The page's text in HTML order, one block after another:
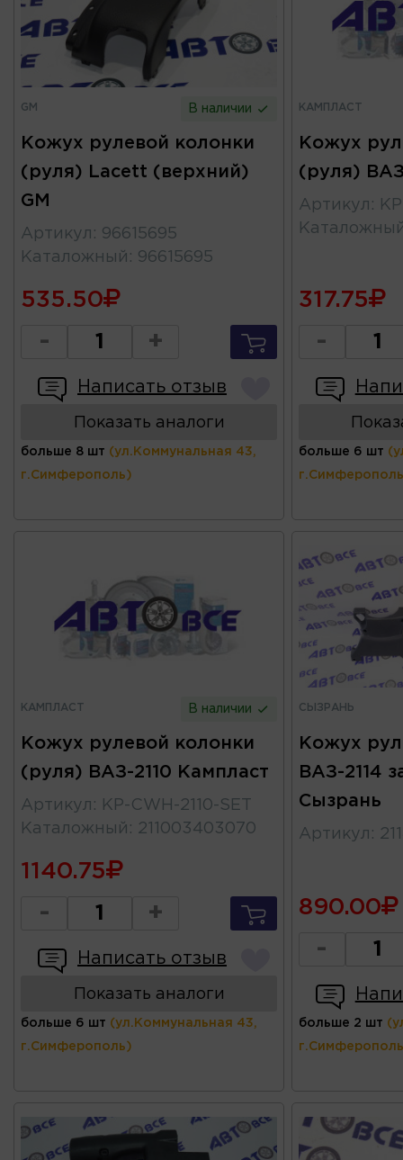
GM В наличии
Кожух рулевой колонки
(руля) Lacett (верхний)
GM
Артикул : 96615695
Каталожный : 96615695
535.50
- +
Написать отзыв
Показать аналоги
больше 8 шт (ул.Коммунальная 43,
г.Симферополь)
КАМПЛАСТ
Кожух
(руля)
Артикул :
317.75
-
больше 6 шт
КАМПЛАСТ В наличии
Кожух рулевой колонки
(руля) ВАЗ-2110 Кампласт
Артикул :
KP-CWH-2110-SET
Каталожный : 211003403070
1140.75
- +
Написать отзыв
Показать аналоги
больше 6 шт (ул.Коммунальная 43,
г.Симферополь)
СЫЗРАНЬ
Кожух
ВАЗ-2114
Сызрань
Артикул :
890.00
-
больше 2 шт